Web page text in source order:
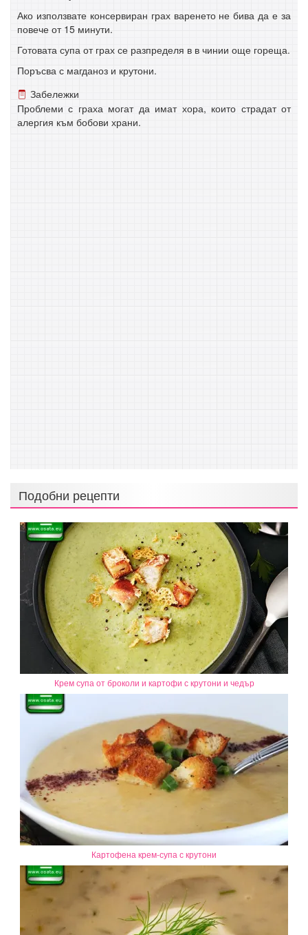
Ако използвате консервиран грах варенето не бива да е за
повече от 15 минути.
Готовата супа от грах се разпределя в в чинии още гореща.
Поръсва с магданоз и крутони.
Забележки
Проблеми с граха могат да имат хора, които страдат от
алергия към бобови храни.
Подобни рецепти
Крем супа от броколи и картофи с крутони и чедър
Картофена крем-супа с крутони